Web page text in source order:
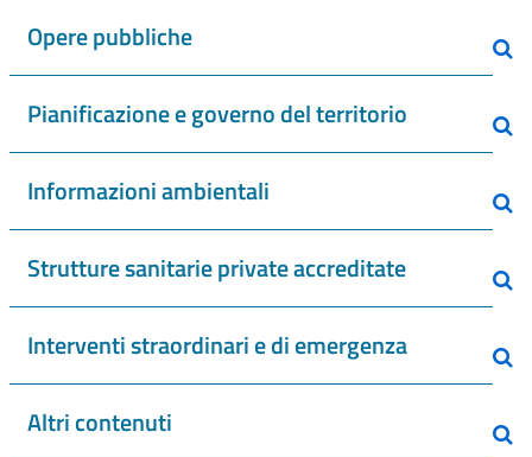
Opere pubbliche
Pianificazione e governo del territorio
Informazioni ambientali
Strutture sanitarie private accreditate
Interventi straordinari e di emergenza
Altri contenuti